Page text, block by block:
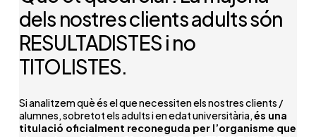
dels nostres clients adults són
RESULTADISTES i no
TITOLISTES.
Si analitzem què és el que necessiten els nostres clients /
alumnes, sobretot els adults i en edat universitària,és una
titulació oficialment reconeguda per l’organisme que